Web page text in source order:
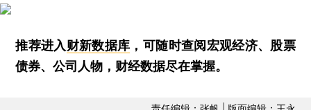
推荐进入财新数据库 ，可随时查阅宏观经济、股票
债券、公司人物，财经数据尽在掌握。